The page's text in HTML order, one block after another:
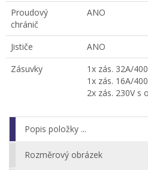
Proudový
chránič
ANO
Jističe
ANO
Zásuvky
1x zás. 32A/
1x zás. 16A/
2x zás. 230V s
Popis položky ...
Rozměrový obrázek